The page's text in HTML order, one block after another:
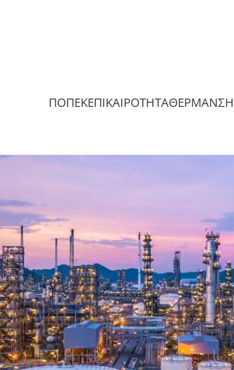
ΠΟΠΕΚΕΠΙΚΑΙΡΟΤΗΤΑΘΕΡΜΑΝΣΗ